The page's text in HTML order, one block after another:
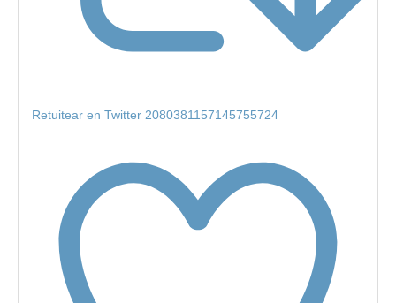
Retuitear en Twitter 2080381157145755724